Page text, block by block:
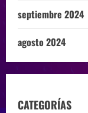
septiembre 2024
agosto 2024
CATEGORÍAS